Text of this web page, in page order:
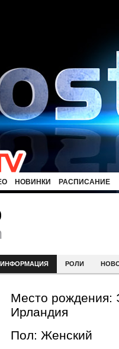
НОВИНКИ РАСПИСАНИЕ
РОЛИ
Место рождения:
Ирландия
Пол: Женский